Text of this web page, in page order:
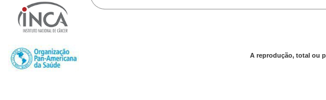
C20 - RETO
C24 - OUTRAS PARTES DAS VIAS BILIARESA reprodução, total ou